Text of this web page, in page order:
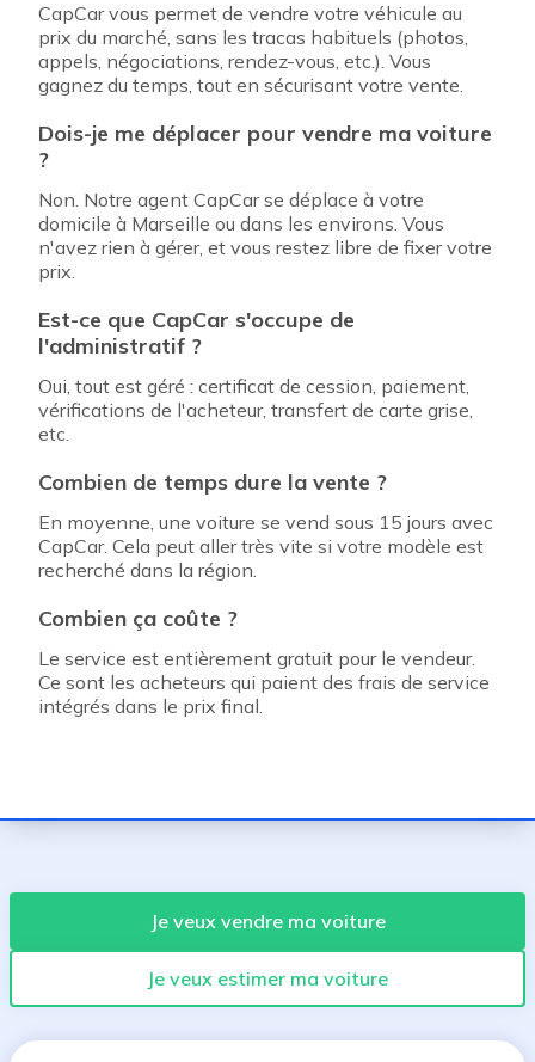
CapCar vous permet de vendre votre véhicule au
prix du marché, sans les tracas habituels (photos,
appels, négociations, rendez-vous, etc.). Vous
gagnez du temps, tout en sécurisant votre vente.
Dois-je me déplacer pour vendre ma voiture
?
Non. Notre agent CapCar se déplace à votre
domicile à Marseille ou dans les environs. Vous
n'avez rien à gérer, et vous restez libre de fixer votre
prix.
Est-ce que CapCar s'occupe de
l'administratif ?
Oui, tout est géré : certificat de cession, paiement,
vérifications de l'acheteur, transfert de carte grise,
etc.
Combien de temps dure la vente ?
En moyenne, une voiture se vend sous 15 jours avec
CapCar. Cela peut aller très vite si votre modèle est
recherché dans la région.
Combien ça coûte ?
Le service est entièrement gratuit pour le vendeur.
Ce sont les acheteurs qui paient des frais de service
intégrés dans le prix final.
Je veux vendre ma voiture
Je veux estimer ma voiture